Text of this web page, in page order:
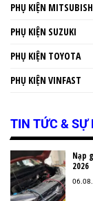
PHỤ KIỆN
PHỤ KIỆN SUZUKI
PHỤ KIỆN TOYOTA
PHỤ KIỆN VINFAST
TIN TỨC & SỰ
Nạp
2026